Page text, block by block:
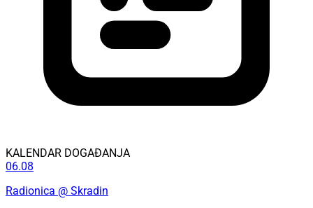
KALENDAR DOGAĐANJA
06.08
Radionica @ Skradin